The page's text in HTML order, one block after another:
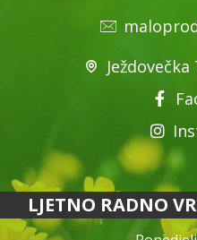
LJETNO RADNO